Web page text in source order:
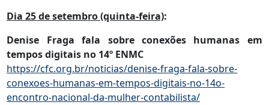
Dia 25 de setembro (quinta-feira):
Denise Fraga fala sobre conexões humanas em
tempos digitais no 14º ENMC
https://cfc.org.br/noticias/denise-fraga-fala-sobre-
conexoes-humanas-em-tempos-digitais-no-14o-
encontro-nacional-da-mulher-contabilista/